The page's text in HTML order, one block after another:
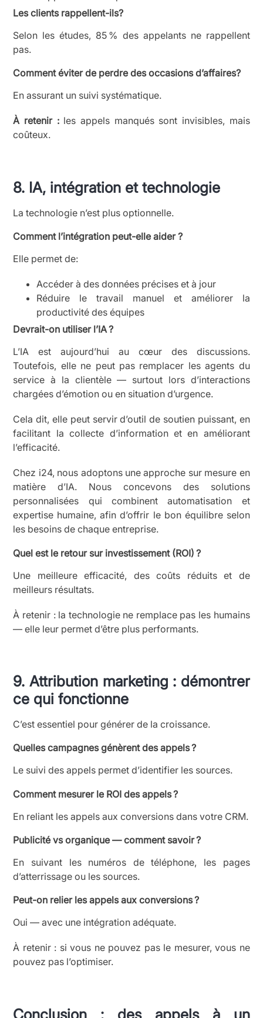
Les clients rappellent-ils?
Selon les études, 85 % des appelants ne rappellent
pas.
Comment éviter de perdre des occasions d’affaires?
En assurant un suivi systématique.
À retenir :les appels manqués sont invisibles, mais
coûteux.
8. IA, intégration et technologie
La technologie n’est plus optionnelle.
Comment l’intégration peut-elle aider ?
Elle permet de:
Accéder à des données précises et à jour
Réduire le travail manuel et améliorer la
productivité des équipes
Devrait-on utiliser l’IA ?
L’IA est aujourd’hui au cœur des discussions.
Toutefois, elle ne peut pas remplacer les agents du
service à la clientèle — surtout lors d’interactions
chargées d’émotion ou en situation d’urgence.
Cela dit, elle peut servir d’outil de soutien puissant, en
facilitant la collecte d’information et en améliorant
l’efficacité.
Chez i24, nous adoptons une approche sur mesure en
matière d’IA. Nous concevons des solutions
personnalisées qui combinent automatisation et
expertise humaine, afin d’offrir le bon équilibre selon
les besoins de chaque entreprise.
Quel est le retour sur investissement (ROI) ?
Une meilleure efficacité, des coûts réduits et de
meilleurs résultats.
À retenir : la technologie ne remplace pas les humains
— elle leur permet d’être plus performants.
9. Attribution marketing : démontrer
ce qui fonctionne
C’est essentiel pour générer de la croissance.
Quelles campagnes génèrent des appels ?
Le suivi des appels permet d’identifier les sources.
Comment mesurer le ROI des appels ?
En reliant les appels aux conversions dans votre CRM.
Publicité vs organique — comment savoir ?
En suivant les numéros de téléphone, les pages
d’atterrissage ou les sources.
Peut-on relier les appels aux conversions ?
Oui — avec une intégration adéquate.
À retenir : si vous ne pouvez pas le mesurer, vous ne
pouvez pas l’optimiser.
Conclusion : des appels à un